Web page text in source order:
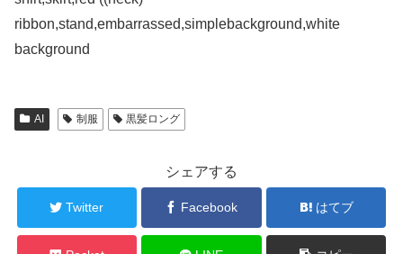
ribbon,stand,embarrassed,simplebackground,white
background
AI 制服 黒髪ロング
シェアする
Twitter Facebook はてブ